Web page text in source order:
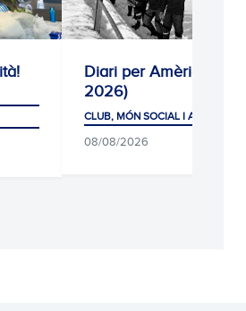
Diari per Amèrica (1926-
CLUB, MÓN SOCIAL I AFICIÓ